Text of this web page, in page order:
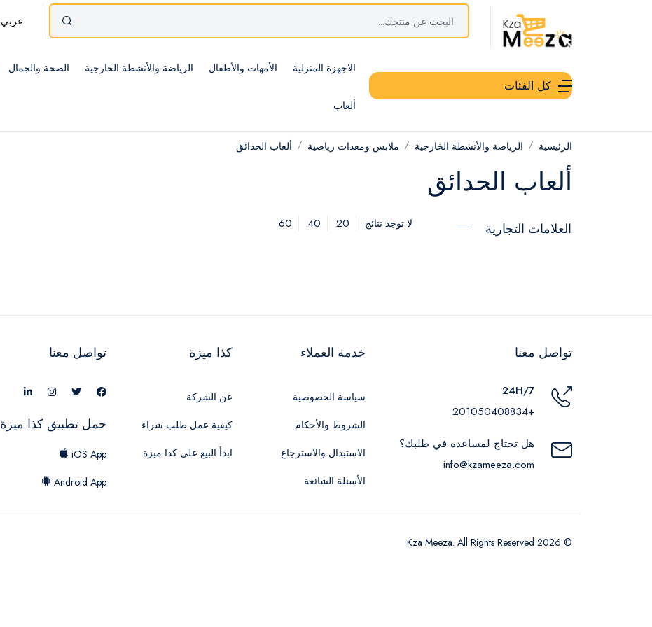
عربي
كل الفئات
الاجهزة المنزلية الأمهات والأطفال الرياضة والأنشطة الخارجية الصحة والجمال
ألعاب
الرئيسية الرياضة والأنشطة الخارجية ملابس ومعدات رياضية ألعاب الحدائق
ألعاب الحدائق
العلامات التجارية لا توجد نتائج 20
40
60
تواصل معنا
24H/7
+201050408834
هل تحتاج لمساعده في طلبك؟
info@kzameeza.com
خدمة العملاء
سياسة الخصوصية
الشروط والأحكام
الاستبدال والاسترجاع
الأسئلة الشائعة
كذا ميزة
عن الشركة
كيفية عمل طلب شراء
ابدأ البيع علي كذا ميزة
تواصل معنا
حمل تطبيق كذا ميزة
iOS App
Android App
© 2026 Kza Meeza. All Rights Reserved